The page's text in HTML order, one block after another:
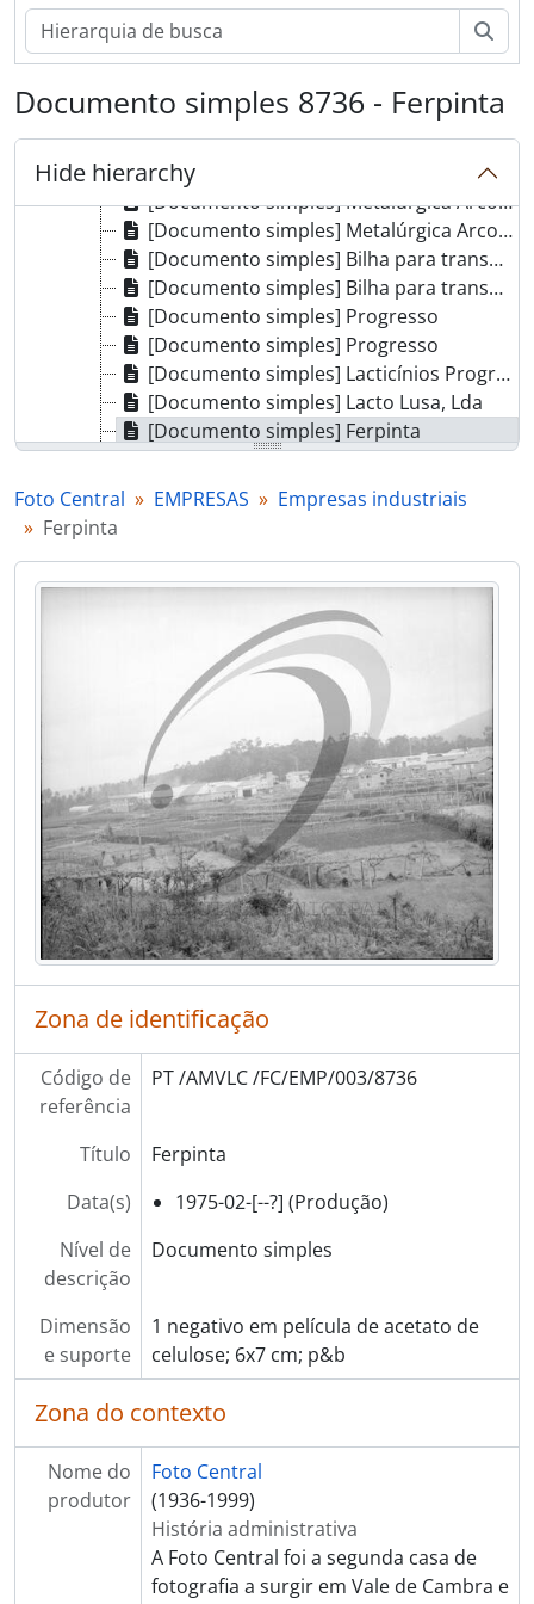
Documento simples 8736 - Ferpinta
Hide hierarchy
[Documento simples] Ferpinta
[Documento simples] Lacto Lusa, Lda
[Documento simples] Lacto Lusa, Lda
[Documento simples] Embalagens de alumínio de Almeida e Freitas, Lda
[Documento simples] Arsopi
[Documento simples] Arsopi
[Documento simples] Metalúrgica Arcos de Artur Correia dos Santos Lda
[Documento simples] Metalúrgica Arcos de Artur Correia dos Santos Lda
[Documento simples] Bilha para transporte de leite
[Documento simples] Bilha para transporte de leite
[Documento simples] Progresso
[Documento simples] Progresso
[Documento simples] Lacticínios Progresso do Mileu Lda
[Documento simples] Lacto Lusa, Lda
[Documento simples] Ferpinta
[Documento simples] Uniagri
[Documento simples] Uniagri
[Documento simples] Uniagri
[Documento simples] Uniagri
[Documento simples] Uniagri
[Documento simples] Uniagri
[Documento simples] Uniagri
[Documento simples] Equipamento industrial da Metalúrgica Arcos de Artur Correia dos Santos Lda, na Uniagri
[Documento simples] Equipamento industrial da Metalúrgica Arcos de Artur Correia dos Santos Lda, na Uniagri
[Documento simples] Equipamento industrial da Metalúrgica Arcos de Artur Correia dos Santos Lda, na Uniagri
[Documento simples] Ferpinta
[Documento simples] Ferpinta
[Documento simples] Ferpinta
[Documento simples] Ferpinta
[Documento simples] Ferpinta
[Documento simples] Ferpinta
[Documento simples] Ferpinta
[Documento simples] Ferpinta
[Documento simples] Ferpinta
[Documento simples] Ferpinta
[Documento simples] Ferpinta
[Documento simples] Ferpinta
[Documento simples] Ferpinta
[Documento simples] Uniagri
[Documento simples] Uniagri
[Documento simples] Uniagri
[Documento simples] Uniagri
[Documento simples] Uniagri
[Documento simples] Neorelva
[Documento simples] Equipamento industrial da Metalúrgica Arcos de Artur Correia dos Santos Lda, na Uniagri
[Documento simples] Arsopi - Indústrias Metalúrgicas Arlindo S. Pinho S.A.
Foto Central EMPRESAS
Empresas industriais
Ferpinta
Zona de identificação
Código de
referência
PT /AMVLC /FC/EMP/003/8736
Título
Ferpinta
Data(s)
1975-02-[--?] (Produção)
Nível de
descrição
Documento simples
Dimensão
e suporte
1 negativo em película de acetato de
celulose; 6x7 cm; p&b
Zona do contexto
Nome do
produtor
Foto Central
(1936-1999)
História administrativa
A Foto Central foi a segunda casa de
fotografia a surgir em Vale de Cambra e